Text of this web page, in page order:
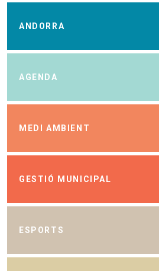
ANDORRA
AGENDA
MEDI AMBIENT
GESTIÓ MUNICIPAL
ESPORTS